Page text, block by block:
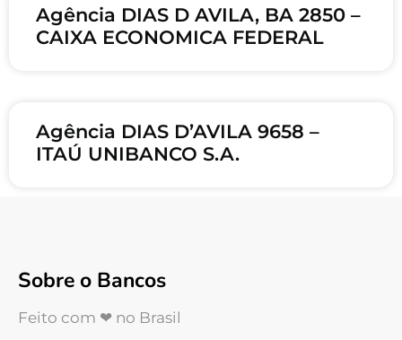
Agência DIAS D AVILA, BA 2850 –
CAIXA ECONOMICA FEDERAL
Agência DIAS D’AVILA 9658 –
ITAÚ UNIBANCO S.A.
Sobre o Bancos
Feito com ❤ no Brasil